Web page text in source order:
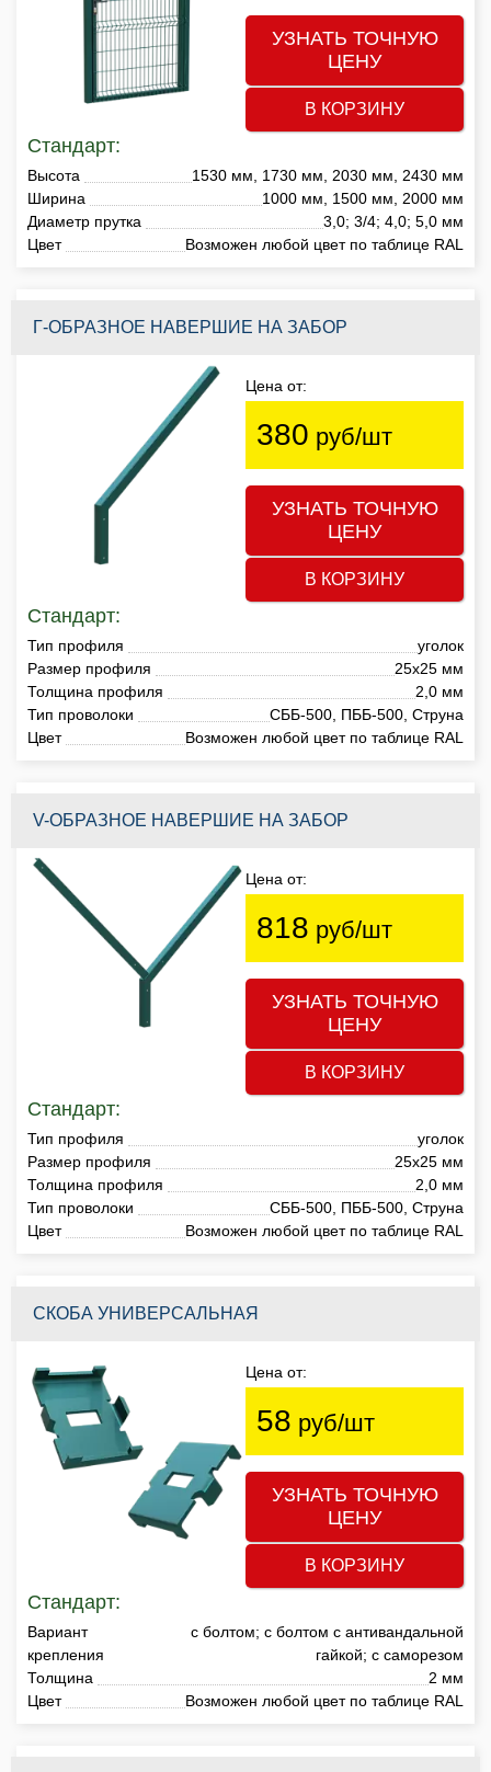
УЗНАТЬ ТОЧНУЮ
ЦЕНУ
В КОРЗИНУ
Стандарт:
Высота
1530 мм, 1730 мм, 2030 мм, 2430 мм
Ширина
1000 мм, 1500 мм, 2000 мм
Диаметр прутка
3,0; 3/4; 4,0; 5,0 мм
Цвет
Возможен любой цвет по таблице RAL
Г-ОБРАЗНОЕ НАВЕРШИЕ НА ЗАБОР
Цена от:
380 руб/шт
УЗНАТЬ ТОЧНУЮ
ЦЕНУ
В КОРЗИНУ
Стандарт:
Тип профиля
уголок
Размер профиля
25х25 мм
Толщина профиля
2,0 мм
Тип проволоки
СББ-500, ПББ-500, Струна
Цвет
Возможен любой цвет по таблице RAL
V-ОБРАЗНОЕ НАВЕРШИЕ НА ЗАБОР
Цена от:
818 руб/шт
УЗНАТЬ ТОЧНУЮ
ЦЕНУ
В КОРЗИНУ
Стандарт:
Тип профиля
уголок
Размер профиля
25х25 мм
Толщина профиля
2,0 мм
Тип проволоки
СББ-500, ПББ-500, Струна
Цвет
Возможен любой цвет по таблице RAL
СКОБА УНИВЕРСАЛЬНАЯ
Цена от:
58 руб/шт
УЗНАТЬ ТОЧНУЮ
ЦЕНУ
В КОРЗИНУ
Стандарт:
Вариант
крепления
с болтом; с болтом с антивандальной
гайкой; с саморезом
Толщина
2 мм
Цвет
Возможен любой цвет по таблице RAL